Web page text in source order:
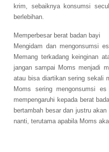
krim, sebaiknya konsumsi
berlebihan.
Memperbesar berat badan bayi
Mengidam dan mengonsumsi
Memang terkadang keinginan
jangan sampai Moms menjadi
atau bisa diartikan sering sekali
Moms sering mengonsumsi
mempengaruhi kepada berat
bertambah besar dan justru
nanti, terutama apabila Moms